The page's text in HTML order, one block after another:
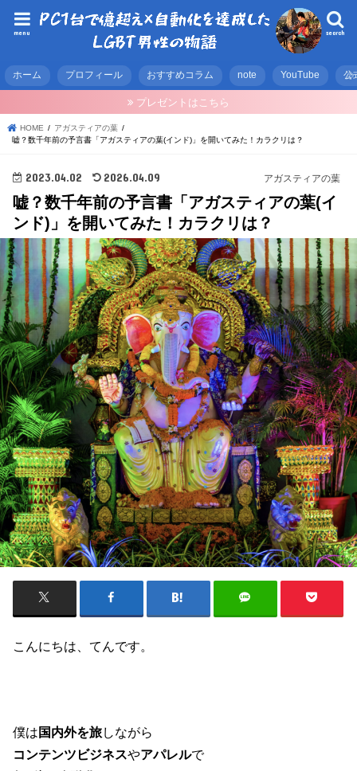
search
menu
ホーム プロフィール おすすめコラム note YouTube 公
プレゼントはこちら
HOME
アガスティアの葉
嘘？数千年前の予言書「アガスティアの葉(インド)」を開いてみた！カラクリは？
アガスティアの葉
2023.04.02 2026.04.09
嘘？数千年前の予言書「アガスティアの葉(イ
ンド)」を開いてみた！カラクリは？
こんにちは、てんです。
僕は 国内外を旅しながら
コンテンツビジネスやアパレルで